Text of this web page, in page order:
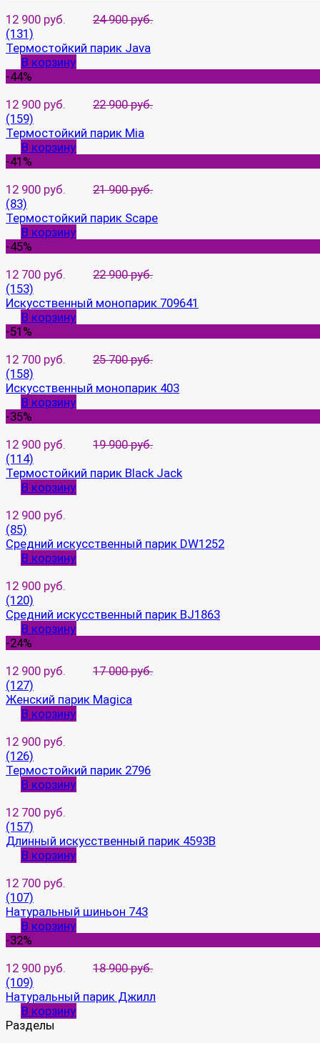
12 900 руб.
24 900 руб.
(131)
Термостойкий парик Java
В корзину
-44%
12 900 руб.
22 900 руб.
(159)
Термостойкий парик Mia
В корзину
-41%
12 900 руб.
21 900 руб.
(83)
Термостойкий парик Scape
В корзину
-45%
12 700 руб.
22 900 руб.
(153)
Искусственный монопарик 709641
В корзину
-51%
12 700 руб.
25 700 руб.
(158)
Искусственный монопарик 403
В корзину
-35%
12 900 руб.
19 900 руб.
(114)
Термостойкий парик Black Jack
В корзину
12 900 руб.
(85)
Средний искусственный парик DW1252
В корзину
12 900 руб.
(120)
Средний искусственный парик BJ1863
В корзину
-24%
12 900 руб.
17 000 руб.
(127)
Женский парик Magica
В корзину
12 900 руб.
(126)
Термостойкий парик 2796
В корзину
12 700 руб.
(157)
Длинный искусственный парик 4593B
В корзину
12 700 руб.
(107)
Натуральный шиньон 743
В корзину
-32%
12 900 руб.
18 900 руб.
(109)
Натуральный парик Джилл
В корзину
Разделы